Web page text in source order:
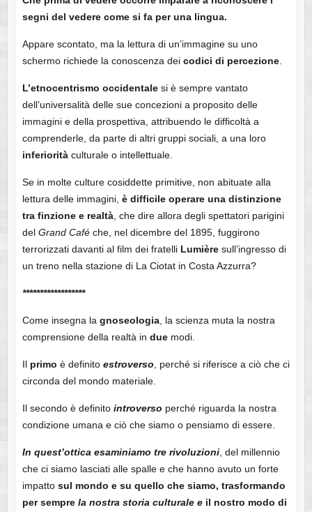
segni del vedere come si fa per una lingua.
Appare scontato, ma la lettura di un’immagine su uno
schermo richiede la conoscenza dei codici di percezione.
L’etnocentrismo occidentale si è sempre vantato
dell’universalità delle sue concezioni a proposito delle
immagini e della prospettiva, attribuendo le difficoltà a
comprenderle, da parte di altri gruppi sociali, a una loro
inferioritàculturale o intellettuale.
Se in molte culture cosiddette primitive, non abituate alla
lettura delle immagini, è difficile operare una distinzione
tra finzione e realtà, che dire allora degli spettatori parigini
del Grand Caféche, nel dicembre del 1895, fuggirono
terrorizzati davanti al film dei fratelli Lumièresull’ingresso di
un treno nella stazione di La Ciotat in Costa Azzurra?
******************
Come insegna la gnoseologia, la scienza muta la nostra
comprensione della realtà in duemodi.
Il primo è definito estroverso, perché si riferisce a ciò che ci
circonda del mondo materiale.
Il secondo è definito introverso perché riguarda la nostra
condizione umana e ciò che siamo o pensiamo di essere.
In quest’ottica esaminiamo tre rivoluzioni, del millennio
che ci siamo lasciati alle spalle e che hanno avuto un forte
impatto sul mondo e su quello che siamo, trasformando
per sempre la nostra storia culturale e il nostro modo di